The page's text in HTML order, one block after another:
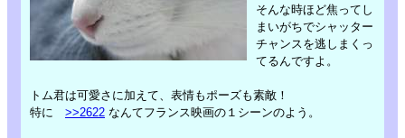
そんな時ほど焦ってし
まいがちでシャッター
チャンスを逃しまくっ
てるんですよ。
トム君は可愛さに加えて、表情もポーズも素敵！
特に >>2622 なんてフランス映画の１シーンのよう。